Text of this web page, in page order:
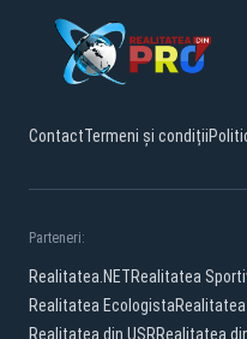
ContactTermeni și condiții
Parteneri:
Realitatea.NETRealitatea
Realitatea EcologistaRealitatea
Realitatea din USRRealitatea